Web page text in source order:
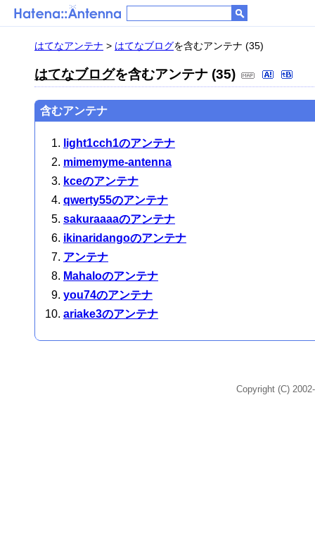
はてなアンテナ > はてなブログを含むアンテナ (35)
はてなブログを含むアンテナ (35)
含むアンテナ
light1cch1のアンテナ
mimemyme-antenna
kceのアンテナ
qwerty55のアンテナ
sakuraaaaのアンテナ
ikinaridangoのアンテナ
アンテナ
Mahaloのアンテナ
you74のアンテナ
ariake3のアンテナ
Copyright (C)